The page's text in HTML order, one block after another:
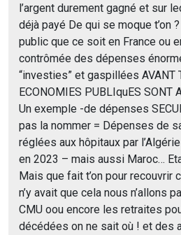
l’argent durement gagné et sur
déjà payé De qui se moque t’on
public que ce soit en France ou
contrômée des dépenses
“investies” et gaspillées AVANT
ECONOMIES PUBLIquES SONT
Un exemple -de dépenses
pas la nommer = Dépenses de
réglées aux hôpitaux par
en 2023 – mais aussi Maroc…
Mais que fait t’on pour
n’y avait que cela nous n’allons
CMU oou encore les retraites
décédées on ne sait où ! et des